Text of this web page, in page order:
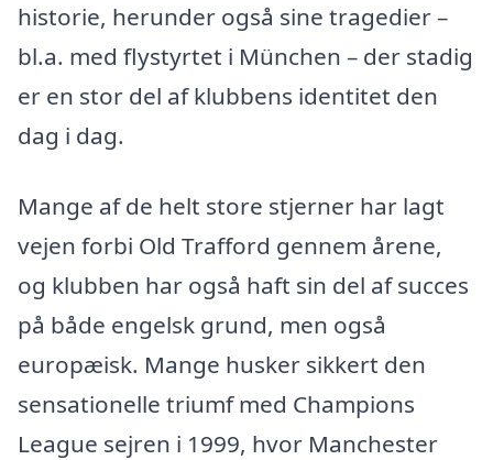
historie, herunder også sine tragedier –
bl.a. med flystyrtet i München – der stadig
er en stor del af klubbens identitet den
dag i dag.
Mange af de helt store stjerner har lagt
vejen forbi Old Trafford gennem årene,
og klubben har også haft sin del af succes
på både engelsk grund, men også
europæisk. Mange husker sikkert den
sensationelle triumf med Champions
League sejren i 1999, hvor Manchester